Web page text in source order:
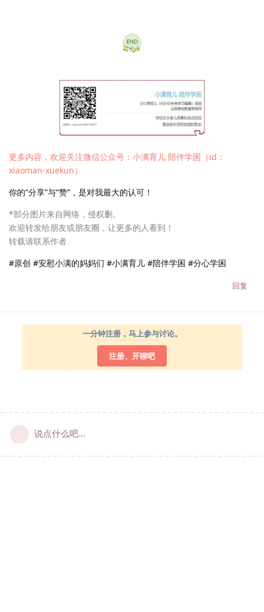
更多内容，欢迎关注微信公众号：小满育儿 陪伴学困（id：
xiaoman-xuekun）
你的“分享”与“赞”，是对我最大的认可！
*部分图片来自网络，侵权删。
欢迎转发给朋友或朋友圈，让更多的人看到！
转载请联系作者
#原创 #安慰小满的妈妈们 #小满育儿 #陪伴学困 #分心学困
回复
一分钟注册，马上参与讨论。
注册、开聊吧
说点什么吧...